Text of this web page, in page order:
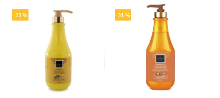
-23 % -31 %